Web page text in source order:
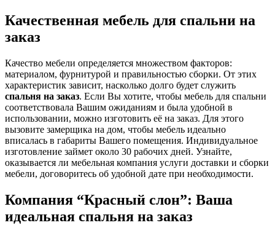
Качественная мебель для спальни на
заказ
Качество мебели определяется множеством факторов:
материалом, фурнитурой и правильностью сборки. От этих
характеристик зависит, насколько долго будет служить
спальня на заказ. Если Вы хотите, чтобы мебель для спальни
соответствовала Вашим ожиданиям и была удобной в
использовании, можно изготовить её на заказ. Для этого
вызовите замерщика на дом, чтобы мебель идеально
вписалась в габариты Вашего помещения. Индивидуальное
изготовление займет около 30 рабочих дней. Узнайте,
оказывается ли мебельная компания услуги доставки и сборки
мебели, договоритесь об удобной дате при необходимости.
Компания “Красный слон”: Ваша
идеальная спальня на заказ